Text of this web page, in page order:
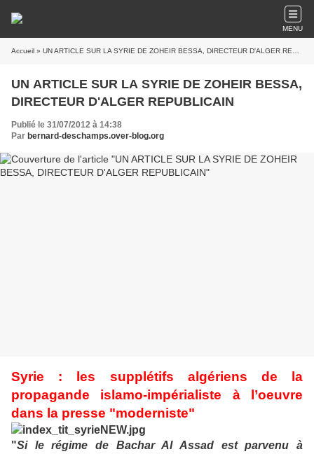
MENU
Accueil » UN ARTICLE SUR LA SYRIE DE ZOHEIR BESSA, DIRECTEUR D'ALGER REPUBLICAIN
UN ARTICLE SUR LA SYRIE DE ZOHEIR BESSA,
DIRECTEUR D'ALGER REPUBLICAIN
Publié le 31/07/2012 à 14:38
Par bernard-deschamps.over-blog.org
Syrie : les supplétifs algériens de la
propagande islamo-impérialiste à l’oeuvre
dans la presse "moderniste"
"Si le régime de Bachar Al Assad est parvenu à